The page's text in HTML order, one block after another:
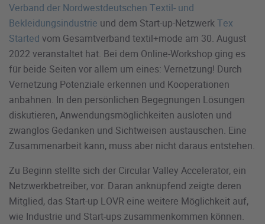
Verband der Nordwestdeutschen Textil- und
Bekleidungsindustrie und dem Start-up-NetzwerkTex
Started vom Gesamtverband textil+mode am 30. August
2022 veranstaltet hat. Bei dem Online-Workshop ging es
für beide Seiten vor allem um eines: Vernetzung! Durch
Vernetzung Potenziale erkennen und Kooperationen
anbahnen. In den persönlichen Begegnungen Lösungen
diskutieren, Anwendungsmöglichkeiten ausloten und
zwanglos Gedanken und Sichtweisen austauschen. Eine
Zusammenarbeit kann, muss aber nicht daraus entstehen.
Zu Beginn stellte sich der Circular Valley Accelerator, ein
Netzwerkbetreiber, vor. Daran anknüpfend zeigte deren
Mitglied, das Start-up LOVR eine weitere Möglichkeit auf,
wie Industrie und Start-ups zusammenkommen können.